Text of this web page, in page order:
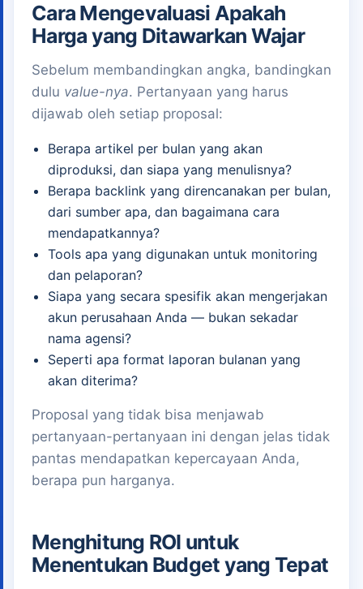
Cara Mengevaluasi Apakah
Harga yang Ditawarkan Wajar
Sebelum membandingkan angka, bandingkan
dulu value-nya. Pertanyaan yang harus
dijawab oleh setiap proposal:
Berapa artikel per bulan yang akan
diproduksi, dan siapa yang menulisnya?
Berapa backlink yang direncanakan per bulan,
dari sumber apa, dan bagaimana cara
mendapatkannya?
Tools apa yang digunakan untuk monitoring
dan pelaporan?
Siapa yang secara spesifik akan mengerjakan
akun perusahaan Anda — bukan sekadar
nama agensi?
Seperti apa format laporan bulanan yang
akan diterima?
Proposal yang tidak bisa menjawab
pertanyaan-pertanyaan ini dengan jelas tidak
pantas mendapatkan kepercayaan Anda,
berapa pun harganya.
Menghitung ROI untuk
Menentukan Budget yang Tepat